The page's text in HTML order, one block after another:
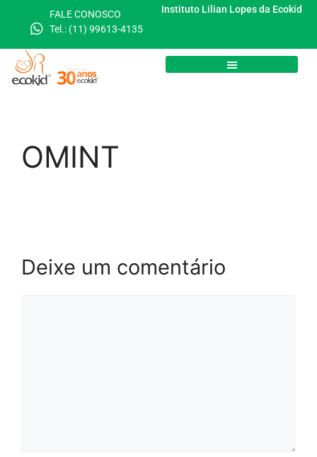
FALE CONOSCO
Tel.: (11) 99613-4135
Instituto Lilian Lopes da Ecokid
OMINT
Deixe um comentário